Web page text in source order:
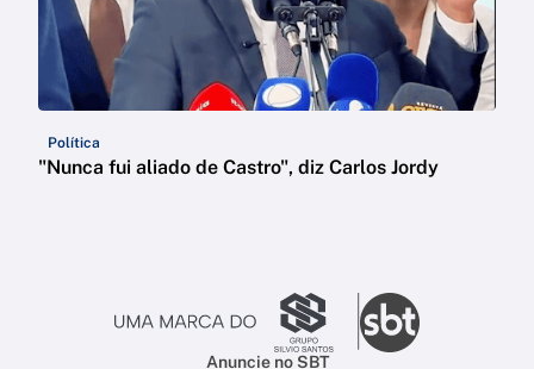
Política
"Nunca fui aliado de Castro", diz Carlos Jordy
Anuncie no SBT